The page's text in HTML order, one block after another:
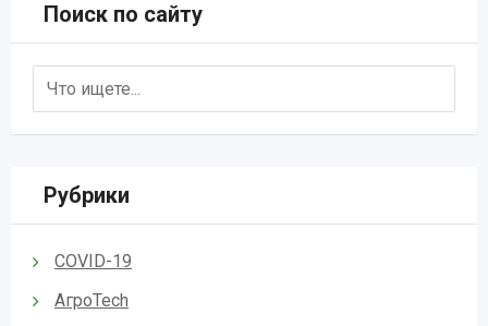
Поиск по сайту
Рубрики
COVID-19
АгроTech